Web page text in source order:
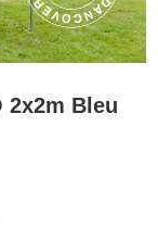
2x2m Bleu